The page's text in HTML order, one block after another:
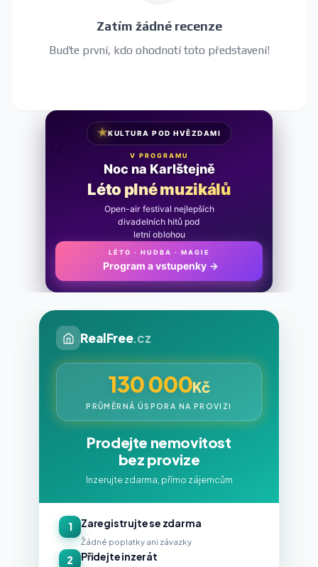
Zatím žádné recenze
Buďte první, kdo ohodnotí toto představení!
★KULTURA POD HVĚZDAMI
V PROGRAMU
Noc na Karlštejně
Léto plné muzikálů
Open-air festival nejlepších
divadelních hitů pod
letní oblohou
LÉTO · HUDBA · MAGIE
Program a vstupenky→
RealFree.cz
130 000Kč
PRŮMĚRNÁ ÚSPORA NA PROVIZI
Prodejte nemovitost
bez provize
Inzerujte zdarma, přímo zájemcům
1 Zaregistrujte se zdarma
Žádné poplatky ani závazky
2 Přidejte inzerát